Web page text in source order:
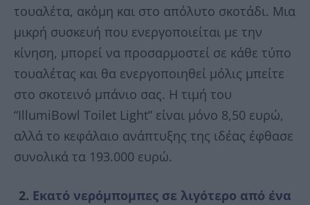
τουαλέτα, ακόμη και στο απόλυτο σκοτάδι. Μια
μικρή συσκευή που ενεργοποιείται με την
κίνηση, μπορεί να προσαρμοστεί σε κάθε τύπο
τουαλέτας και θα ενεργοποιηθεί μόλις μπείτε
στο σκοτεινό μπάνιο σας. Η τιμή του
“IllumiBowl Toilet Light” είναι μόνο 8,50 ευρώ,
αλλά το κεφάλαιο ανάπτυξης της ιδέας έφθασε
συνολικά τα 193.000 ευρώ.
2. Εκατό νερόμπομπες σε λιγότερο από ένα